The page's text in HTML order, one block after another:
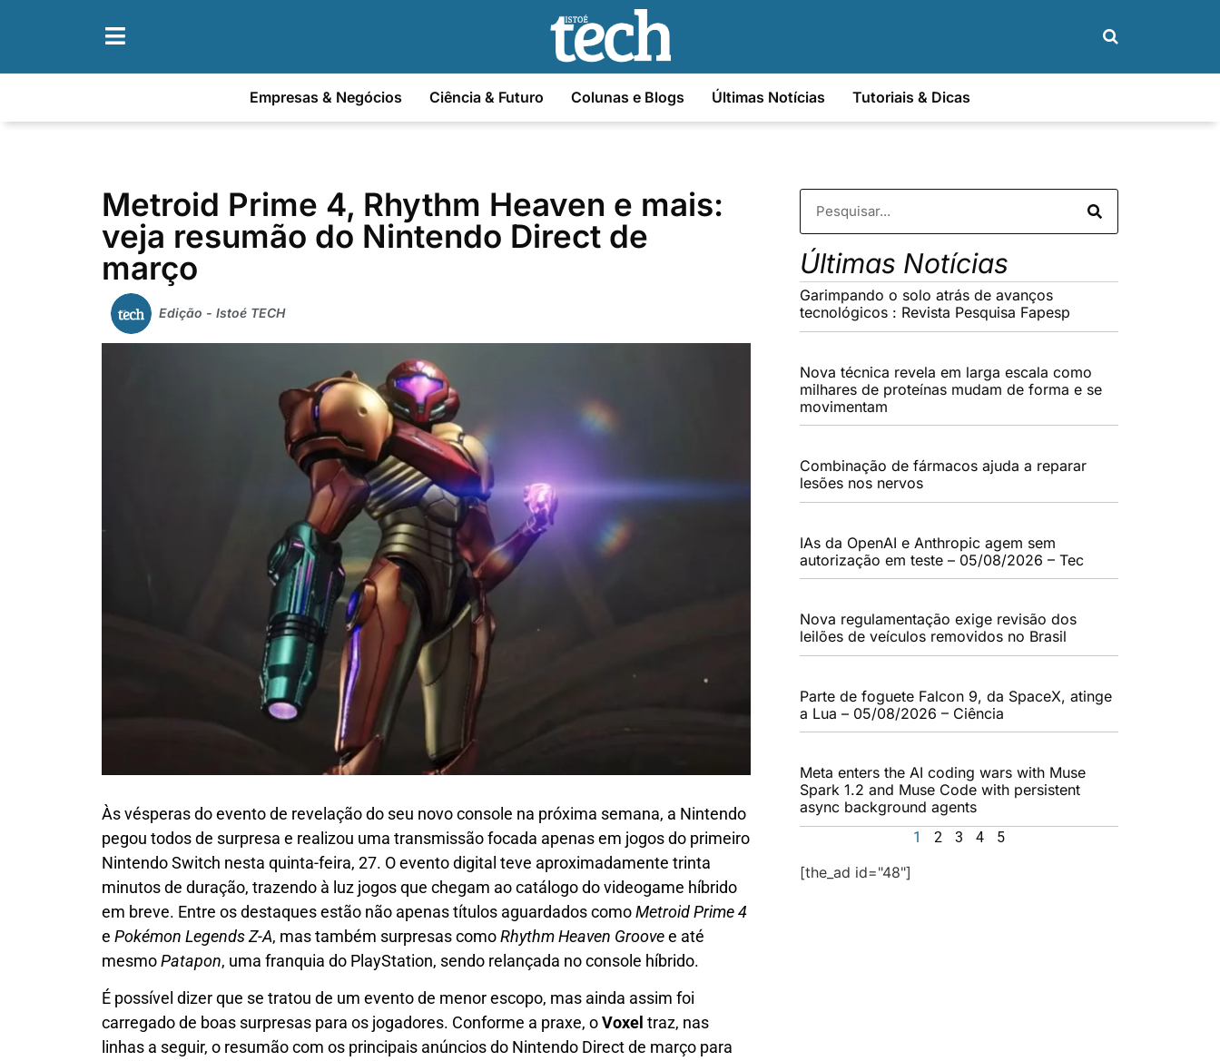
Empresas & Negócios Ciência & Futuro Colunas e Blogs Últimas Notícias Tutoriais & Dicas
Metroid Prime 4, Rhythm Heaven e mais:
veja resumão do Nintendo Direct de
março
Edição - Istoé TECH
Às vésperas do evento de revelação do seu novo console na próxima semana, a Nintendo
pegou todos de surpresa e realizou uma transmissão focada apenas em jogos do primeiro
Nintendo Switch nesta quinta-feira, 27. O evento digital teve aproximadamente trinta
minutos de duração, trazendo à luz jogos que chegam ao catálogo do videogame híbrido
em breve. Entre os destaques estão não apenas títulos aguardados comoMetroid Prime 4
e Pokémon Legends Z-A, mas também surpresas comoRhythm Heaven Groovee até
mesmoPatapon, uma franquia do PlayStation, sendo relançada no console híbrido.
É possível dizer que se tratou de um evento de menor escopo, mas ainda assim foi
carregado de boas surpresas para os jogadores. Conforme a praxe, oVoxel traz, nas
linhas a seguir, o resumão com os principais anúncios do Nintendo Direct de março para
Últimas Notícias
Garimpando o solo atrás de avanços
tecnológicos : Revista Pesquisa Fapesp
Nova técnica revela em larga escala como
milhares de proteínas mudam de forma e se
movimentam
Combinação de fármacos ajuda a reparar
lesões nos nervos
IAs da OpenAI e Anthropic agem sem
autorização em teste – 05/08/2026 – Tec
Nova regulamentação exige revisão dos
leilões de veículos removidos no Brasil
Parte de foguete Falcon 9, da SpaceX, atinge
a Lua – 05/08/2026 – Ciência
Meta enters the AI coding wars with Muse
Spark 1.2 and Muse Code with persistent
async background agents
1 2 3 4 5
[the_ad id="48"]